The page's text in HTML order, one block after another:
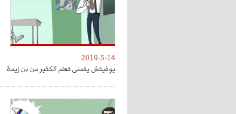
2019-5-14
يوفيتش يتمنى تعلم الكثير من بن زيمة